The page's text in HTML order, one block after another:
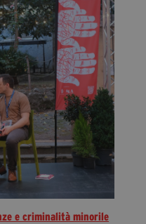
e criminalità minorile